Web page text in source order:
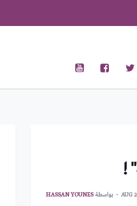
!
AUG بواسطةHASSAN YOUNES